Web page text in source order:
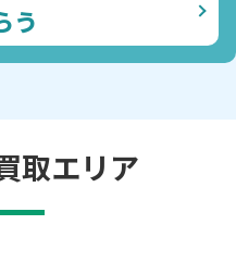
う
取エリア